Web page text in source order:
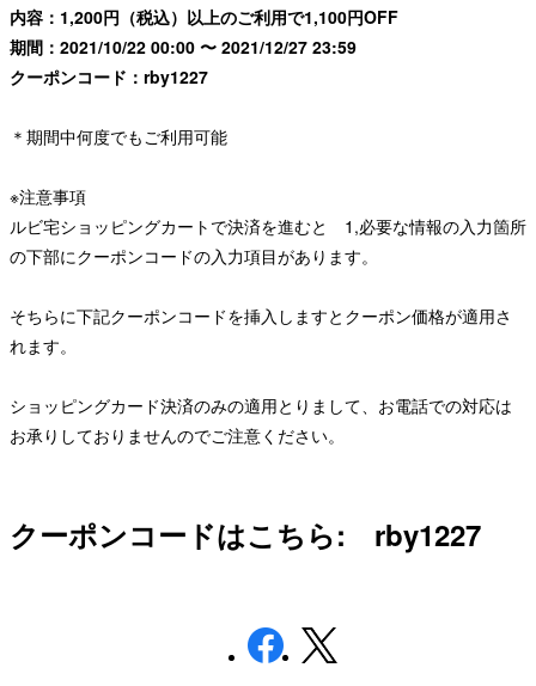
内容：1,200円（税込）以上のご利用で1,100円OFF
期間：2021/10/22 00:00 〜 2021/12/27 23:59
クーポンコード：rby1227
＊期間中何度でもご利用可能
※注意事項
ルビ宅ショッピングカートで決済を進むと 1,必要な情報の入力箇所
の下部にクーポンコードの入力項目があります。
そちらに下記クーポンコードを挿入しますとクーポン価格が適用さ
れます。
ショッピングカード決済のみの適用とりまして、お電話での対応は
お承りしておりませんのでご注意ください。
クーポンコードはこちら: rby1227